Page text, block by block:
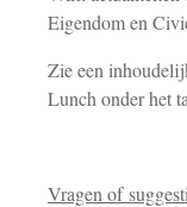
Eigendom en
Zie een
Lunch onder het
Vragen of